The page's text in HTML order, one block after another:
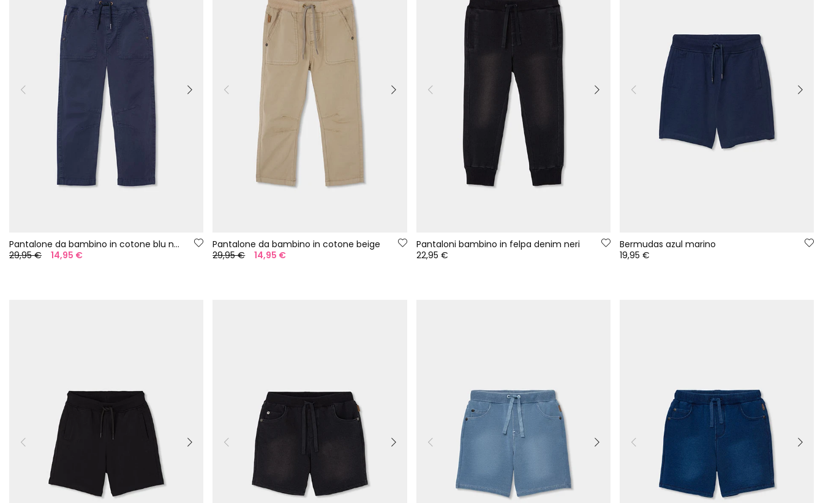
Pantalone da bambino in cotone blu navy
29,95 €
14,95 €
Pantalone da bambino in cotone beige
29,95 €
14,95 €
Pantaloni bambino in felpa denim neri
22,95 €
Bermudas azul marino
19,95 €